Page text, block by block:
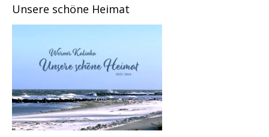
Unsere schöne Heimat